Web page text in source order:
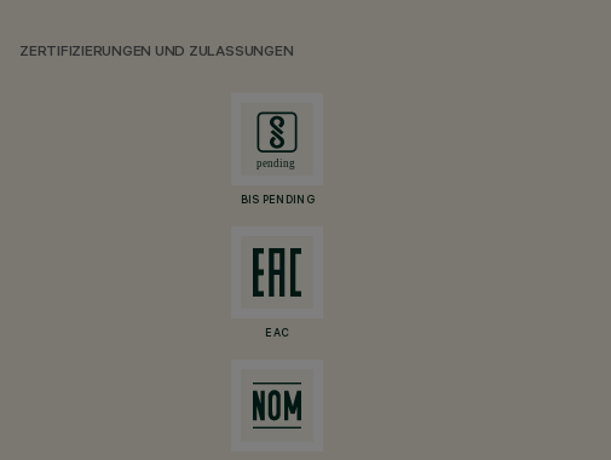
ZERTIFIZIERUNGEN UND ZULASSUNGEN
BIS PENDING
EAC